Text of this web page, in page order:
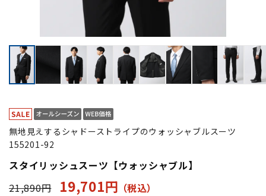
無地見えするシャドーストライプのウォッシャブルスーツ
155201-92
スタイリッシュスーツ【ウォッシャブル】
21,890円
19,701円